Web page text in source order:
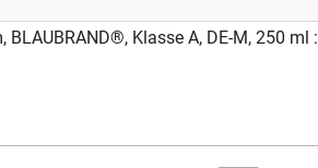
BLAUBRAND®, Klasse A, DE-M, 250 ml :